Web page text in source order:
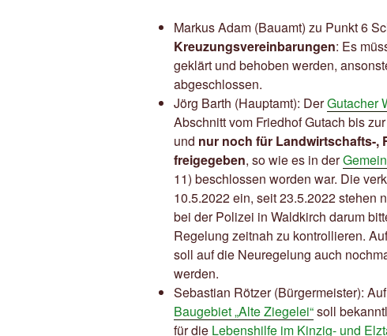
Markus Adam (Bauamt) zu Punkt 6
Kreuzungsvereinbarungen: Es
geklärt und behoben werden,
abgeschlossen.
Jörg Barth (Hauptamt): DerGutacher
Abschnitt vom Friedhof Gutach bis
und nur noch für Landwirtschafts-,
freigegeben, so wie es in der
11) beschlossen worden war. Die
10.5.2022 ein, seit 23.5.2022 stehen
bei der Polizei in Waldkirch darum
Regelung zeitnah zu kontrollieren.
soll auf die Neuregelung auch
werden.
Sebastian Rötzer (Bürgermeister):
Baugebiet „Alte Ziegelei“soll
für die Lebenshilfe im Kinzig- und